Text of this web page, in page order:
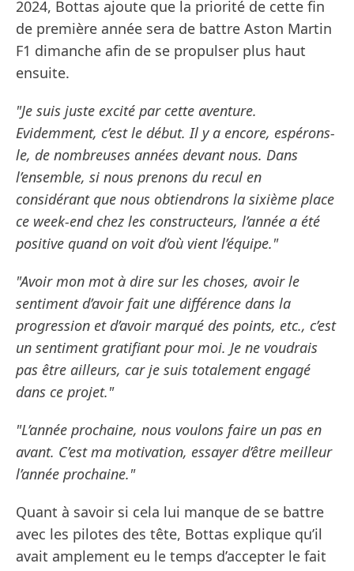
2024, Bottas ajoute que la priorité de cette fin
de première année sera de battre Aston Martin
F1 dimanche afin de se propulser plus haut
ensuite.
"Je suis juste excité par cette aventure.
Evidemment, c’est le début. Il y a encore, espérons-
le, de nombreuses années devant nous. Dans
l’ensemble, si nous prenons du recul en
considérant que nous obtiendrons la sixième place
ce week-end chez les constructeurs, l’année a été
positive quand on voit d’où vient l’équipe."
"Avoir mon mot à dire sur les choses, avoir le
sentiment d’avoir fait une différence dans la
progression et d’avoir marqué des points, etc., c’est
un sentiment gratifiant pour moi. Je ne voudrais
pas être ailleurs, car je suis totalement engagé
dans ce projet."
"L’année prochaine, nous voulons faire un pas en
avant. C’est ma motivation, essayer d’être meilleur
l’année prochaine."
Quant à savoir si cela lui manque de se battre
avec les pilotes des tête, Bottas explique qu’il
avait amplement eu le temps d’accepter le fait